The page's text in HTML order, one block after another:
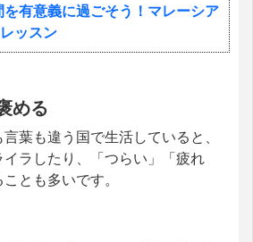
を有意義に過ごそう！マレーシア
ッスン
める
葉も違う国で生活していると、
ラしたり、「つらい」「疲れ
とも多いです。